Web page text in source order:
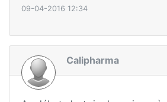
09-04-2016 12:34
Calipharma